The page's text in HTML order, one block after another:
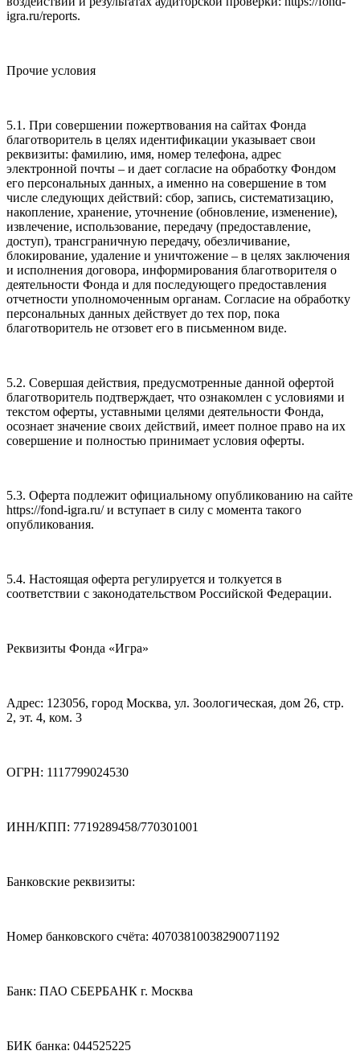
igra.ru/reports.
Прочие условия
5.1. При совершении пожертвования на сайтах Фонда
благотворитель в целях идентификации указывает свои
реквизиты: фамилию, имя, номер телефона, адрес
электронной почты – и дает согласие на обработку Фондом
его персональных данных, а именно на совершение в том
числе следующих действий: сбор, запись, систематизацию,
накопление, хранение, уточнение (обновление, изменение),
извлечение, использование, передачу (предоставление,
доступ), трансграничную передачу, обезличивание,
блокирование, удаление и уничтожение – в целях заключения
и исполнения договора, информирования благотворителя о
деятельности Фонда и для последующего предоставления
отчетности уполномоченным органам. Согласие на обработку
персональных данных действует до тех пор, пока
благотворитель не отзовет его в письменном виде.
5.2. Совершая действия, предусмотренные данной офертой
благотворитель подтверждает, что ознакомлен с условиями и
текстом оферты, уставными целями деятельности Фонда,
осознает значение своих действий, имеет полное право на их
совершение и полностью принимает условия оферты.
5.3. Оферта подлежит официальному опубликованию на сайте
https://fond-igra.ru/ и вступает в силу с момента такого
опубликования.
5.4. Настоящая оферта регулируется и толкуется в
соответствии с законодательством Российской Федерации.
Реквизиты Фонда «Игра»
Адрес: 123056, город Москва, ул. Зоологическая, дом 26, стр.
2, эт. 4, ком. 3
ОГРН: 1117799024530
ИНН/КПП: 7719289458/770301001
Банковские реквизиты:
Номер банковского счёта: 40703810038290071192
Банк: ПАО СБЕРБАНК г. Москва
БИК банка: 044525225